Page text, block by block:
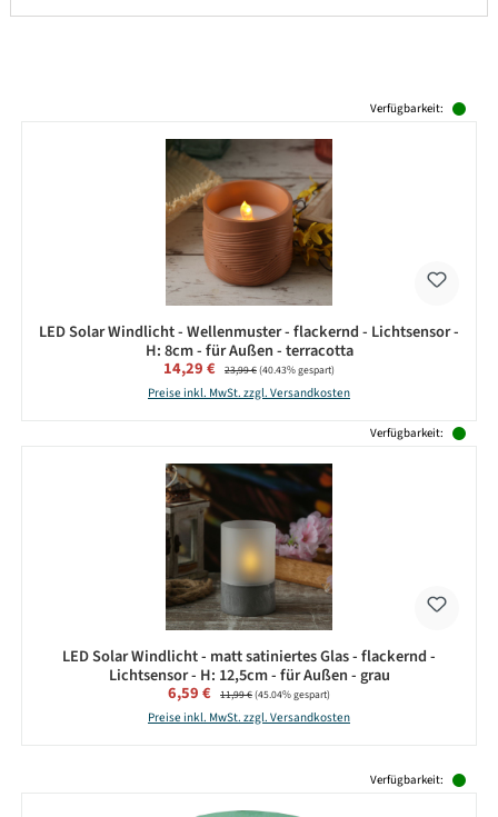
Verfügbarkeit:
LED Solar Windlicht - Wellenmuster - flackernd - Lichtsensor -
H: 8cm - für Außen - terracotta
Verkaufspreis:
14,29 € Regulärer Preis:
23,99 €(40.43% gespart)
Preise inkl. MwSt. zzgl. Versandkosten
Verfügbarkeit:
LED Solar Windlicht - matt satiniertes Glas - flackernd -
Lichtsensor - H: 12,5cm - für Außen - grau
Verkaufspreis:
6,59 € Regulärer Preis:
11,99 €(45.04% gespart)
Preise inkl. MwSt. zzgl. Versandkosten
Verfügbarkeit: